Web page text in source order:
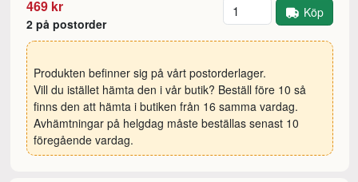
469 kr
2 på postorder
Antal Köp
Produkten befinner sig på vårt postorderlager.
Vill du istället hämta den i vår butik? Beställ före 10 så
finns den att hämta i butiken från 16 samma vardag.
Avhämtningar på helgdag måste beställas senast 10
föregående vardag.